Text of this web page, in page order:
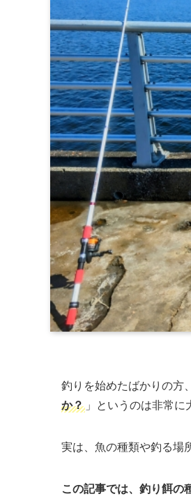
釣りを始めたばかりの方
か？ 」というのは非常に
実は、魚の種類や釣る場
この記事では、釣り餌の